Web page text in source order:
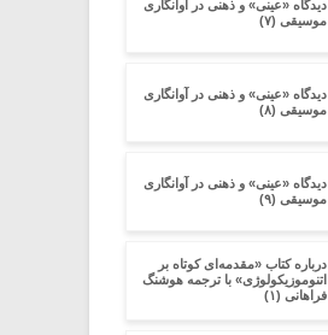
دیدگاه «عینی» و ذهنی در آوانگاری
موسیقی (۷)
دیدگاه «عینی» و ذهنی در آوانگاری
موسیقی (۸)
دیدگاه «عینی» و ذهنی در آوانگاری
موسیقی (۹)
درباره کتاب «مقدمه‌ای کوتاه بر
اتنوموزیکولوژی» با ترجمه هوشنگ
فراهانی (۱)